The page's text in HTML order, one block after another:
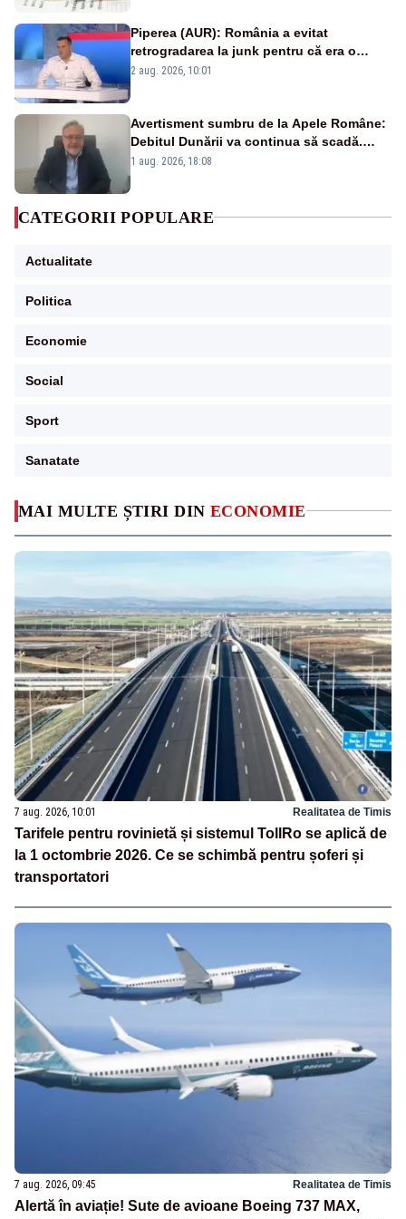
MAI MULTE ȘTIRI DIN ECONOMIE
7 aug. 2026, 10:01 Realitatea de Timis
Tarifele pentru rovinietă și sistemul TollRo se aplică de
la 1 octombrie 2026. Ce se schimbă pentru șoferi și
transportatori
7 aug. 2026, 09:45 Realitatea de Timis
Alertă în aviație! Sute de avioane Boeing 737 MAX,
Piperea (AUR): România a evitat
retrogradarea la junk pentru că era o
catastrofă pentru bănci și fondurile de
2 aug. 2026, 10:01
Avertisment sumbru de la Apele Române:
Debitul Dunării va continua să scadă.
Cernavodă s-ar putea închide în 4 zile
1 aug. 2026, 18:08
CATEGORII POPULARE
Actualitate
Politica
Economie
Social
Sport
Sanatate